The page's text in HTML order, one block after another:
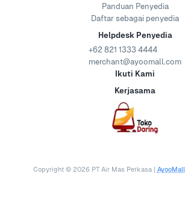
Panduan Penyedia
Daftar sebagai penyedia
Helpdesk Penyedia
+62 821 1333 4444
merchant@ayoomall.com
Ikuti Kami
Kerjasama
Copyright © 2026 PT Air Mas Perkasa | AyooMall